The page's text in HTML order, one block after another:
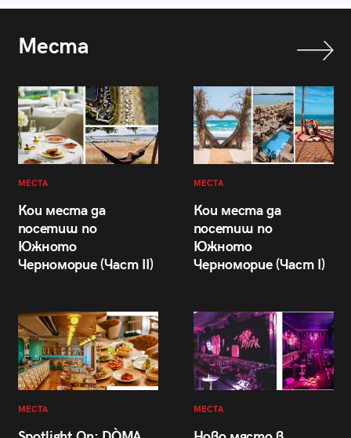
Места
МЕСТА
Кои места да
посетиш по
Южното
Черноморие (Част II)
МЕСТА
Кои места да
посетиш по
Южното
Черноморие (Част I)
МЕСТА МЕСТА